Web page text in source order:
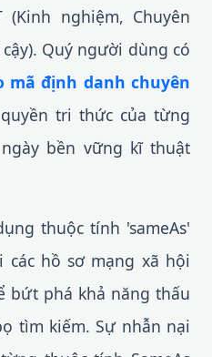
(Kinh nghiệm, Chuyên
Quý người dùng có
mã định danh chuyên
tri thức của từng
bền vững kĩ thuật
thuộc tính 'sameAs'
các hồ sơ mạng xã hội
bứt phá khả năng thấu
tìm kiếm. Sự nhẫn nại